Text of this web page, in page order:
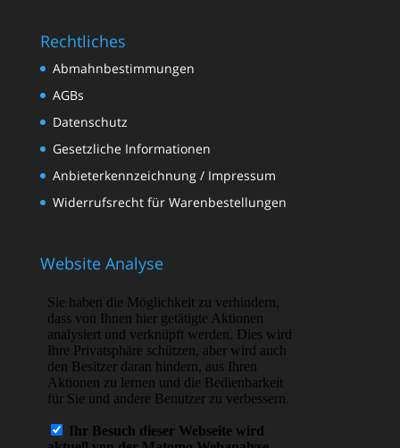
Rechtliches
Abmahnbestimmungen
AGBs
Datenschutz
Gesetzliche Informationen
Anbieterkennzeichnung / Impressum
Widerrufsrecht für Warenbestellungen
Website Analyse